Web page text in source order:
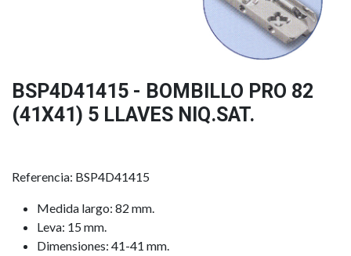
BSP4D41415 - BOMBILLO PRO 82
(41X41) 5 LLAVES NIQ.SAT.
Referencia: BSP4D41415
Medida largo: 82 mm.
Leva: 15 mm.
Dimensiones: 41-41 mm.